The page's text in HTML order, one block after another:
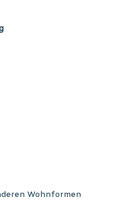
Wohn­formen